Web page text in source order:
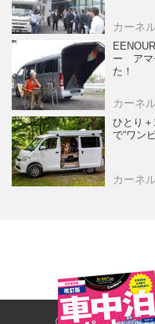
カーネ
ー アマ
た！
カーネ
ひとり
で“ワン
カーネ